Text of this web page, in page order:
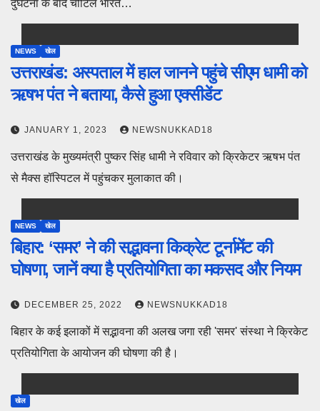
दुर्घटना के बाद चोटिल भारत…
NEWS खेल
उत्तराखंड: अस्पताल में हाल जानने पहुंचे सीएम धामी को
ऋषभ पंत ने बताया, कैसे हुआ एक्सीडेंट
JANUARY 1, 2023 NEWSNUKKAD18
उत्तराखंड के मुख्यमंत्री पुष्कर सिंह धामी ने रविवार को क्रिकेटर ऋषभ पंत
से मैक्स हॉस्पिटल में पहुंचकर मुलाकात की।
NEWS खेल
बिहार: ‘समर’ ने की सद्भावना किक्रेट टूर्नामेंट की
घोषणा, जानें क्या है प्रतियोगिता का मकसद और नियम
DECEMBER 25, 2022 NEWSNUKKAD18
बिहार के कई इलाकों में सद्भावना की अलख जगा रही 'समर' संस्था ने क्रिकेट
प्रतियोगिता के आयोजन की घोषणा की है।
खेल